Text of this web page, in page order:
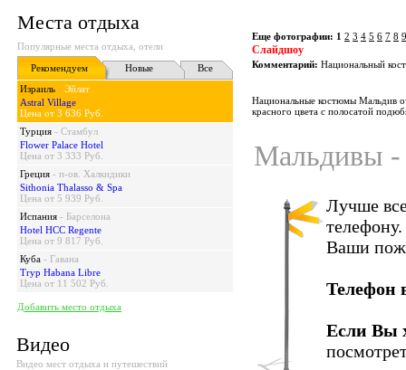
Места отдыха
Популярные места отдыха, отели
Рекомендуем
Новые
Все
Израиль - Эйлат
Astral Village
Цена от 3 636 Руб.
Турция - Стамбул
Flower Palace Hotel
Цена от 3 333 Руб.
Греция - п-ов. Халкидики
Sithonia Thalasso & Spa
Цена от 5 939 Руб.
Испания - Барселона
Hotel HCC Regente
Цена от 9 817 Руб.
Куба - Гавана
Tryp Habana Libre
Цена от 11 502 Руб.
Добавить место отдыха
Видео
Видео мест отдыха и путешествий
Еще фотографии: 1 2 3 4 5 6 7 8 9
Слайдшоу
Комментарий: Национальный
Национальные костюмы Мальдив
красного цвета с полосатой
Мальдивы -
Лучше
Ваши
Телефон
Если Вы